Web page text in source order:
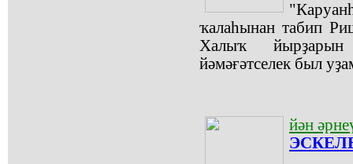
ҡалаһынан табип
Халыҡ
йәмәғәтселек был
йән